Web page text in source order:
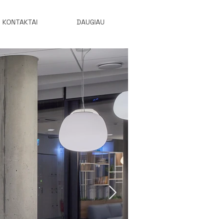
KONTAKTAI DAUGIAU